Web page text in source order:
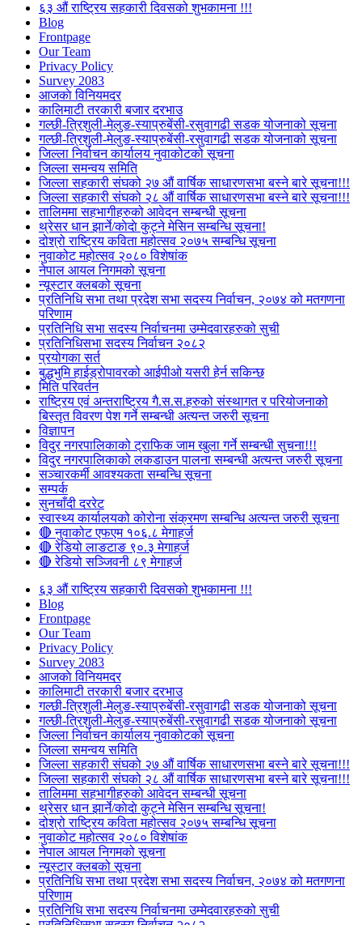
६३ औं राष्ट्रिय सहकारी दिवसको शुभकामना !!!
Blog
Frontpage
Our Team
Privacy Policy
Survey 2083
आजकाे विनियमदर
कालिमाटी तरकारी बजार दरभाउ
गल्छी-त्रिशुली-मेलुङ-स्याप्रुबेंसी-रसुवागढी सडक योजनाको सूचना
गल्छी-त्रिशुली-मेलुङ-स्याप्रुबेंसी-रसुवागढी सडक योजनाको सूचना
जिल्ला निर्वाचन कार्यालय नुवाकोटको सूचना
जिल्ला समन्वय समिति
जिल्ला सहकारी संघको २७ औं वार्षिक साधारणसभा बस्ने बारे सूचना!!!
जिल्ला सहकारी संघको २८ औं वार्षिक साधारणसभा बस्ने बारे सूचना!!!
तालिममा सहभागीहरुको आवेदन सम्बन्धी सूचना
थ्रेसर धान झार्ने/काेदाे कुट्ने मेसिन सम्बन्धि सूचना!
दोश्रो राष्ट्रिय कविता महोत्सव २०७५ सम्बन्धि सूचना
नुवाकोट महोत्सव २०८० विशेषांक
नेपाल आयल निगमको सूचना
न्यूस्टार क्लबको सूचना
प्रतिनिधि सभा तथा प्रदेश सभा सदस्य निर्वाचन, २०७४ को मतगणना
परिणाम
प्रतिनिधि सभा सदस्य निर्वाचनमा उम्मेदवारहरुको सुची
प्रतिनिधिसभा सदस्य निर्वाचन २०८२
प्रयोगका सर्त
बुद्धभुमि हाईड्रोपावरको आईपीओ यसरी हेर्न सकिन्छ
मिति परिवर्तन
राष्ट्रिय एवं अन्तराष्ट्रिय गै.स.स.हरुको संस्थागत र परियोजनाको
बिस्तृत विवरण पेश गर्ने सम्बन्धी अत्यन्त जरुरी सूचना
विज्ञापन
विदुर नगरपालिकाको ट्राफिक जाम खुला गर्ने सम्बन्धी सुचना!!!
विदुर नगरपालिकाको लकडाउन पालना सम्बन्धी अत्यन्त जरुरी सूचना
सञ्चारकर्मी आवश्यकता सम्बन्धि सूचना
सम्पर्क
सुनचाँदी दररेट
स्वास्थ्य कार्यालयको कोरोना संक्रमण सम्बन्धि अत्यन्त जरुरी सूचना
🔴 नुवाकोट एफएम १०६.८ मेगाहर्ज
🔴 रेडियो लाङटाङ ९०.३ मेगाहर्ज
🔴 रेडियो सञ्जिवनी ८९ मेगाहर्ज
६३ औं राष्ट्रिय सहकारी दिवसको शुभकामना !!!
Blog
Frontpage
Our Team
Privacy Policy
Survey 2083
आजकाे विनियमदर
कालिमाटी तरकारी बजार दरभाउ
गल्छी-त्रिशुली-मेलुङ-स्याप्रुबेंसी-रसुवागढी सडक योजनाको सूचना
गल्छी-त्रिशुली-मेलुङ-स्याप्रुबेंसी-रसुवागढी सडक योजनाको सूचना
जिल्ला निर्वाचन कार्यालय नुवाकोटको सूचना
जिल्ला समन्वय समिति
जिल्ला सहकारी संघको २७ औं वार्षिक साधारणसभा बस्ने बारे सूचना!!!
जिल्ला सहकारी संघको २८ औं वार्षिक साधारणसभा बस्ने बारे सूचना!!!
तालिममा सहभागीहरुको आवेदन सम्बन्धी सूचना
थ्रेसर धान झार्ने/काेदाे कुट्ने मेसिन सम्बन्धि सूचना!
दोश्रो राष्ट्रिय कविता महोत्सव २०७५ सम्बन्धि सूचना
नुवाकोट महोत्सव २०८० विशेषांक
नेपाल आयल निगमको सूचना
न्यूस्टार क्लबको सूचना
प्रतिनिधि सभा तथा प्रदेश सभा सदस्य निर्वाचन, २०७४ को मतगणना
परिणाम
प्रतिनिधि सभा सदस्य निर्वाचनमा उम्मेदवारहरुको सुची